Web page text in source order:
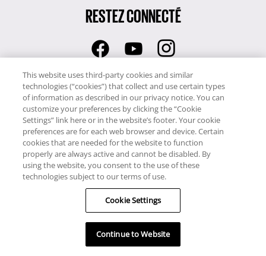
RESTEZ CONNECTÉ
Adhérents Weeks
1.800.527.5219
Adhérents Points
1.800.527.5219
Hawaii TAT Broker ID
#TA-023-193-6000-01
Notre site utilise des cookies pour son fonctionnement et pour vous
offrir un service encore meilleur. En utilisant notre site Web, vous
acceptez l’utilisation des cookies.
This website uses third-party cookies and similar
technologies (“cookies”) that collect and use certain types
of information as described in our privacy notice. You can
customize your preferences by clicking the “Cookie
Settings” link here or in the website’s footer. Your cookie
preferences are for each web browser and device. Certain
cookies that are needed for the website to function
properly are always active and cannot be disabled. By
using the website, you consent to the use of these
technologies subject to our terms of use.
Cookie Settings
Continue to Website